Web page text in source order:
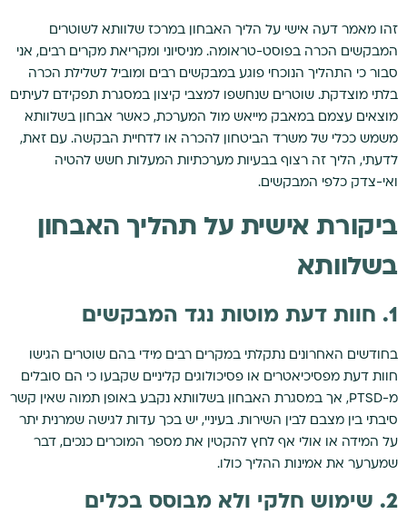
זהו מאמר דעה אישי על הליך האבחון במרכז שלוותא לשוטרים
המבקשים הכרה בפוסט-טראומה. מניסיוני ומקריאת מקרים רבים, אני
סבור כי התהליך הנוכחי פוגע במבקשים רבים ומוביל לשלילת הכרה
בלתי מוצדקת. שוטרים שנחשפו למצבי קיצון במסגרת תפקידם לעיתים
מוצאים עצמם במאבק מייאש מול המערכת, כאשר אבחון בשלוותא
משמש ככלי של משרד הביטחון להכרה או לדחיית הבקשה. עם זאת,
לדעתי, הליך זה רצוף בבעיות מערכתיות המעלות חשש להטיה
ואי-צדק כלפי המבקשים.
ביקורת אישית על תהליך האבחון
בשלוותא
1. חוות דעת מוטות נגד המבקשים
בחודשים האחרונים נתקלתי במקרים רבים מידי בהם שוטרים הגישו
חוות דעת מפסיכיאטרים או פסיכולוגים קליניים שקבעו כי הם סובלים
מ-PTSD, אך במסגרת האבחון בשלוותא נקבע באופן תמוה שאין קשר
סיבתי בין מצבם לבין השירות. בעיניי, יש בכך עדות לגישה שמרנית יתר
על המידה או אולי אף לחץ להקטין את מספר המוכרים כנכים, דבר
שמערער את אמינות ההליך כולו.
2. שימוש חלקי ולא מבוסס בכלים